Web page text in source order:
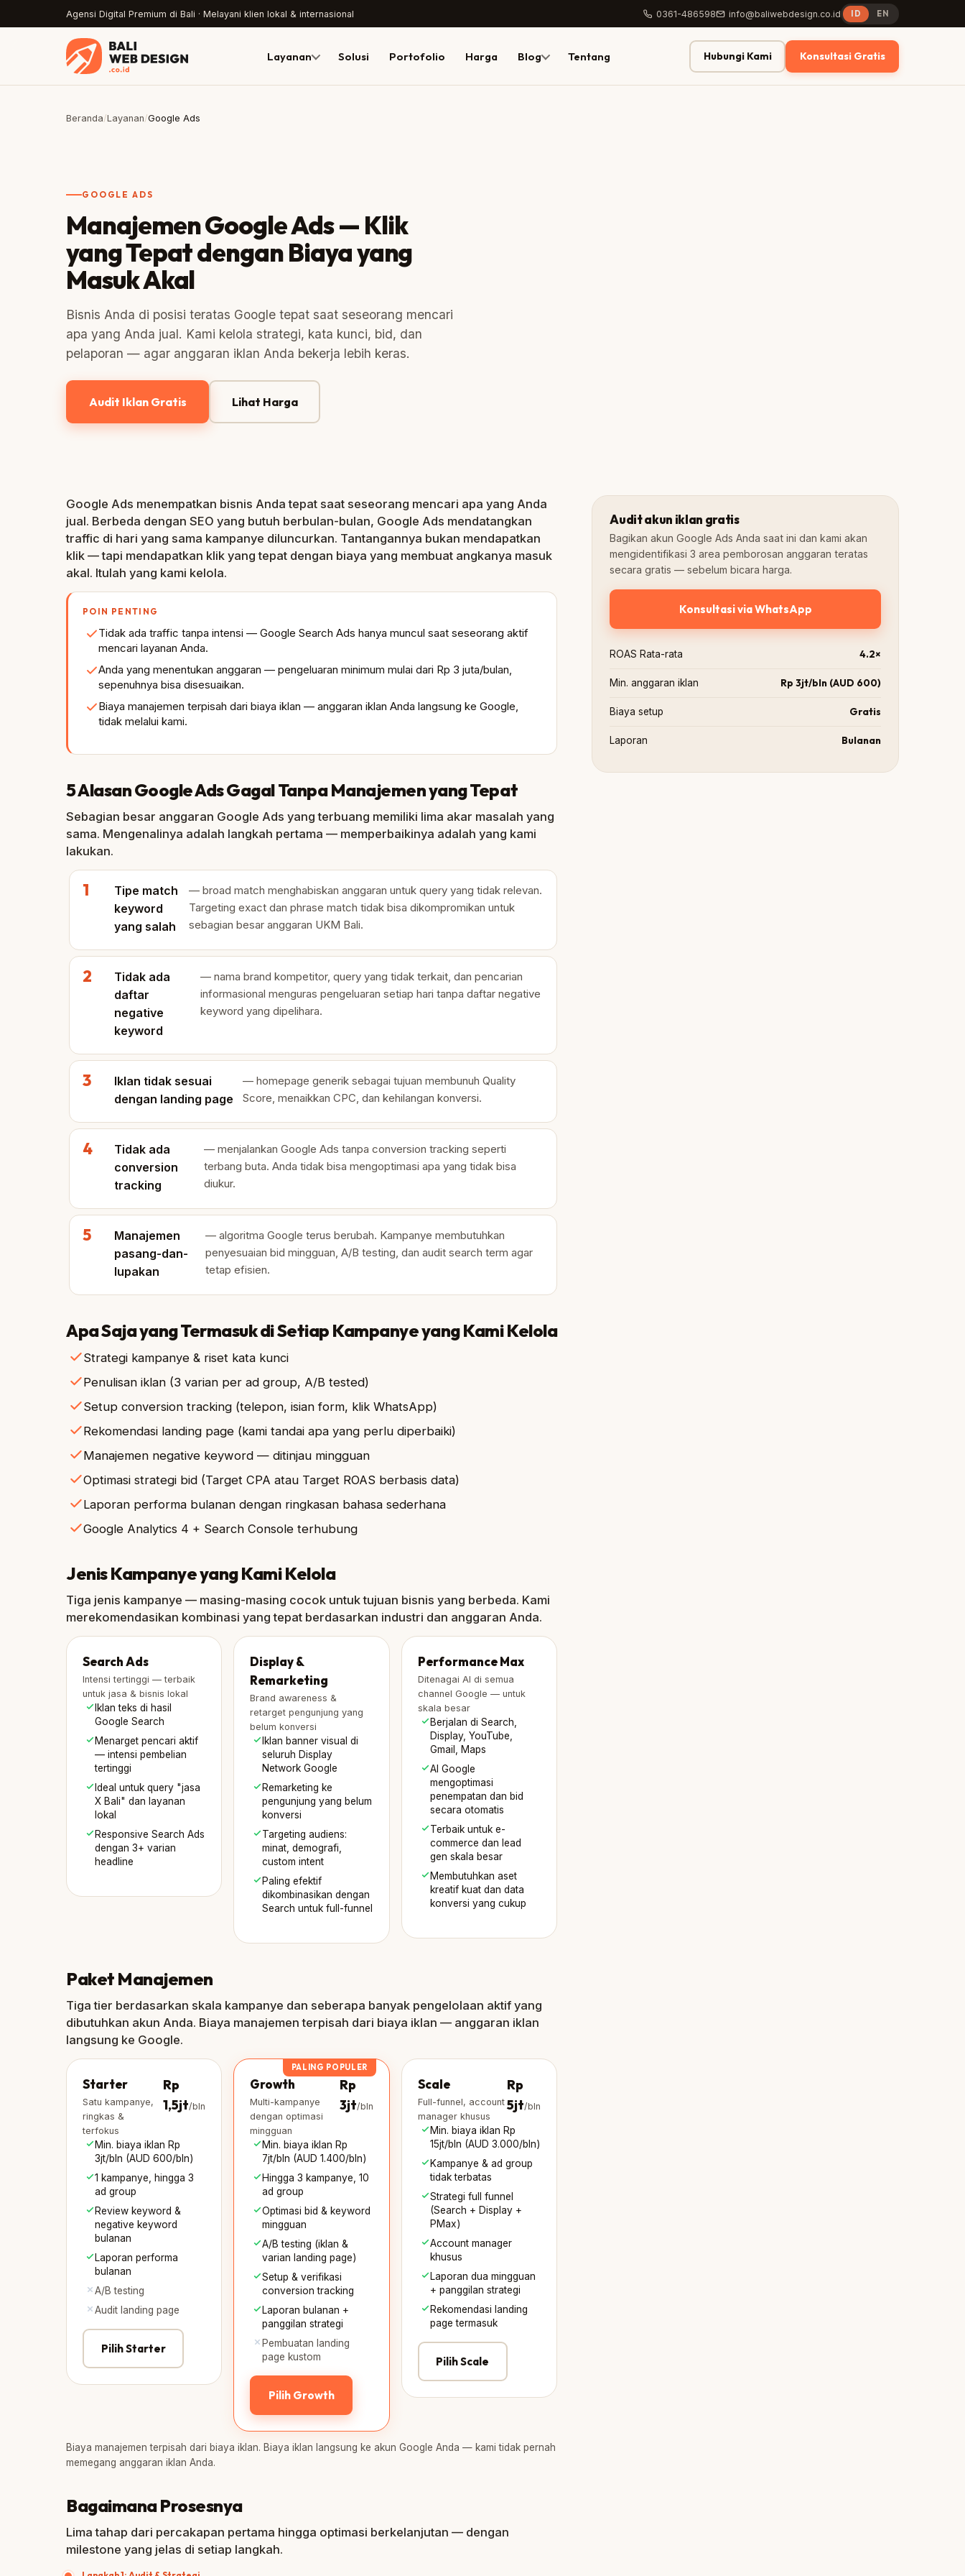
Agensi Digital Premium di Bali · Melayani klien lokal & internasional 0361-486598 info@baliwebdesign.co.id ID EN
Layanan Solusi Portofolio Harga Blog Tentang Hubungi Kami Konsultasi Gratis
Beranda/Layanan/Google Ads
GOOGLE ADS
Manajemen Google Ads — Klik
yang Tepat dengan Biaya yang
Masuk Akal
Bisnis Anda di posisi teratas Google tepat saat seseorang mencari
apa yang Anda jual. Kami kelola strategi, kata kunci, bid, dan
pelaporan — agar anggaran iklan Anda bekerja lebih keras.
Audit Iklan Gratis Lihat Harga
Google Ads menempatkan bisnis Anda tepat saat seseorang mencari apa yang Anda
jual. Berbeda dengan SEO yang butuh berbulan-bulan, Google Ads mendatangkan
traffic di hari yang sama kampanye diluncurkan. Tantangannya bukan mendapatkan
klik — tapi mendapatkan klik yang tepat dengan biaya yang membuat angkanya masuk
akal. Itulah yang kami kelola.
POIN PENTING
Tidak ada traffic tanpa intensi — Google Search Ads hanya muncul saat seseorang aktif
mencari layanan Anda.
Anda yang menentukan anggaran — pengeluaran minimum mulai dari Rp 3 juta/bulan,
sepenuhnya bisa disesuaikan.
Biaya manajemen terpisah dari biaya iklan — anggaran iklan Anda langsung ke Google,
tidak melalui kami.
5 Alasan Google Ads Gagal Tanpa Manajemen yang Tepat
Sebagian besar anggaran Google Ads yang terbuang memiliki lima akar masalah yang
sama. Mengenalinya adalah langkah pertama — memperbaikinya adalah yang kami
lakukan.
Tipe match
keyword
yang salah
— broad match menghabiskan anggaran untuk query yang tidak relevan.
Targeting exact dan phrase match tidak bisa dikompromikan untuk
sebagian besar anggaran UKM Bali.
Tidak ada
daftar
negative
keyword
— nama brand kompetitor, query yang tidak terkait, dan pencarian
informasional menguras pengeluaran setiap hari tanpa daftar negative
keyword yang dipelihara.
Iklan tidak sesuai
dengan landing page
— homepage generik sebagai tujuan membunuh Quality
Score, menaikkan CPC, dan kehilangan konversi.
Tidak ada
conversion
tracking
— menjalankan Google Ads tanpa conversion tracking seperti
terbang buta. Anda tidak bisa mengoptimasi apa yang tidak bisa
diukur.
Manajemen
pasang-dan-
lupakan
— algoritma Google terus berubah. Kampanye membutuhkan
penyesuaian bid mingguan, A/B testing, dan audit search term agar
tetap efisien.
Apa Saja yang Termasuk di Setiap Kampanye yang Kami Kelola
Strategi kampanye & riset kata kunci
Penulisan iklan (3 varian per ad group, A/B tested)
Setup conversion tracking (telepon, isian form, klik WhatsApp)
Rekomendasi landing page (kami tandai apa yang perlu diperbaiki)
Manajemen negative keyword — ditinjau mingguan
Optimasi strategi bid (Target CPA atau Target ROAS berbasis data)
Laporan performa bulanan dengan ringkasan bahasa sederhana
Google Analytics 4 + Search Console terhubung
Jenis Kampanye yang Kami Kelola
Tiga jenis kampanye — masing-masing cocok untuk tujuan bisnis yang berbeda. Kami
merekomendasikan kombinasi yang tepat berdasarkan industri dan anggaran Anda.
Search Ads
Intensi tertinggi — terbaik
untuk jasa & bisnis lokal
Iklan teks di hasil
Google Search
Menarget pencari aktif
— intensi pembelian
tertinggi
Ideal untuk query "jasa
X Bali" dan layanan
lokal
Responsive Search Ads
dengan 3+ varian
headline
Display &
Remarketing
Brand awareness &
retarget pengunjung yang
belum konversi
Iklan banner visual di
seluruh Display
Network Google
Remarketing ke
pengunjung yang belum
konversi
Targeting audiens:
minat, demografi,
custom intent
Paling efektif
dikombinasikan dengan
Search untuk full-funnel
Performance Max
Ditenagai AI di semua
channel Google — untuk
skala besar
Berjalan di Search,
Display, YouTube,
Gmail, Maps
AI Google
mengoptimasi
penempatan dan bid
secara otomatis
Terbaik untuk e-
commerce dan lead
gen skala besar
Membutuhkan aset
kreatif kuat dan data
konversi yang cukup
Paket Manajemen
Tiga tier berdasarkan skala kampanye dan seberapa banyak pengelolaan aktif yang
dibutuhkan akun Anda. Biaya manajemen terpisah dari biaya iklan — anggaran iklan
langsung ke Google.
Starter
Satu kampanye,
ringkas &
terfokus
Rp
1,5jt/bln
Min. biaya iklan Rp
3jt/bln (AUD 600/bln)
1 kampanye, hingga 3
ad group
Review keyword &
negative keyword
bulanan
Laporan performa
bulanan
A/B testing
Audit landing page
Pilih Starter
PALING POPULER
Growth
Multi-kampanye
dengan optimasi
mingguan
Rp
3jt/bln
Min. biaya iklan Rp
7jt/bln (AUD 1.400/bln)
Hingga 3 kampanye, 10
ad group
Optimasi bid & keyword
mingguan
A/B testing (iklan &
varian landing page)
Setup & verifikasi
conversion tracking
Laporan bulanan +
panggilan strategi
Pembuatan landing
page kustom
Pilih Growth
Scale
Full-funnel, account
manager khusus
Rp
5jt/bln
Min. biaya iklan Rp
15jt/bln (AUD 3.000/bln)
Kampanye & ad group
tidak terbatas
Strategi full funnel
(Search + Display +
PMax)
Account manager
khusus
Laporan dua mingguan
+ panggilan strategi
Rekomendasi landing
page termasuk
Pilih Scale
Biaya manajemen terpisah dari biaya iklan. Biaya iklan langsung ke akun Google Anda — kami tidak pernah
memegang anggaran iklan Anda.
Bagaimana Prosesnya
Lima tahap dari percakapan pertama hingga optimasi berkelanjutan — dengan
milestone yang jelas di setiap langkah.
Audit akun iklan gratis
Bagikan akun Google Ads Anda saat ini dan kami akan
mengidentifikasi 3 area pemborosan anggaran teratas
secara gratis — sebelum bicara harga.
Konsultasi via WhatsApp
ROAS Rata-rata 4.2×
Min. anggaran iklan Rp 3jt/bln (AUD 600)
Biaya setup Gratis
Laporan Bulanan